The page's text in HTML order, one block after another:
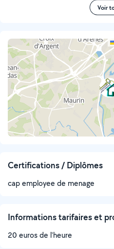
Voir
Certifications / Diplômes
cap employee de menage
Informations tarifaires et
20 euros de l'heure